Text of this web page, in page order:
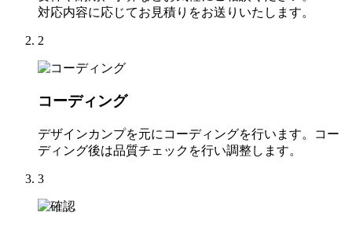
対応内容に応じてお見積りをお送りいたします。
2
コーディング
デザインカンプを元にコーディングを行います。コー
ディング後は品質チェックを行い調整します。
3